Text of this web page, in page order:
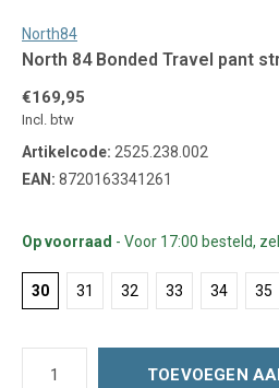
North84
North 84 Bonded Travel pant
€169,95
Incl. btw
Artikelcode: 2525.238.002
EAN: 8720163341261
Op voorraad - Voor 17:00 besteld,
30 31 32 33 34 35
TOEVOEGEN